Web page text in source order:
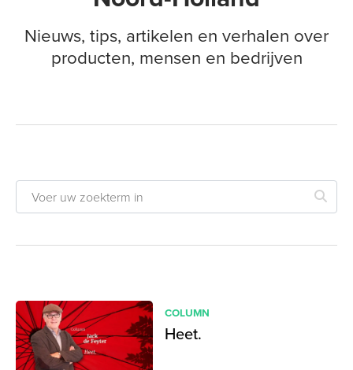
Nieuws, tips, artikelen en verhalen over
producten, mensen en bedrijven
COLUMN
Heet.